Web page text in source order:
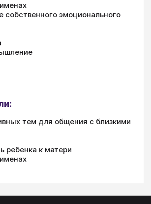
собственного эмоционального
тем для общения с близкими
ребенка к матери